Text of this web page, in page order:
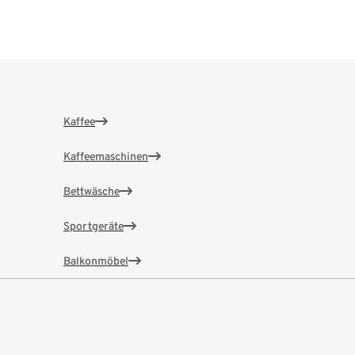
Kaffee
Kaffeemaschinen
Bettwäsche
Sportgeräte
Balkonmöbel